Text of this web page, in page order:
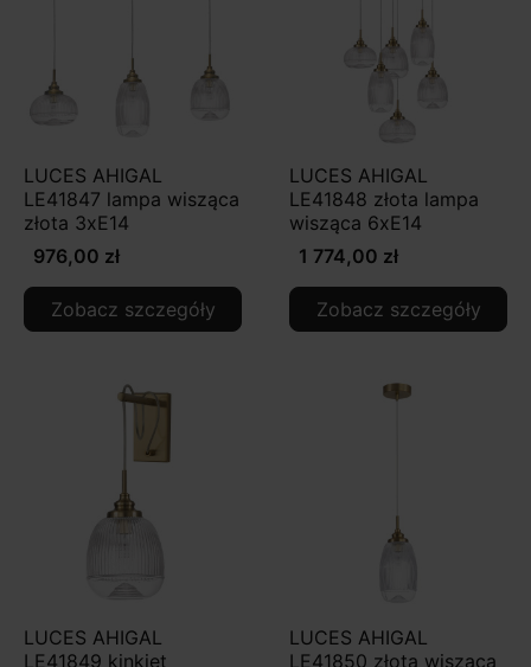
LUCES AHIGAL
LE41847 lampa wisząca
złota 3xE14
976,00 zł
Zobacz szczegóły
LUCES AHIGAL
LE41848 złota lampa
wisząca 6xE14
1 774,00 zł
Zobacz szczegóły
LUCES AHIGAL
LE41849 kinkiet
LUCES AHIGAL
LE41850 złota wisząca